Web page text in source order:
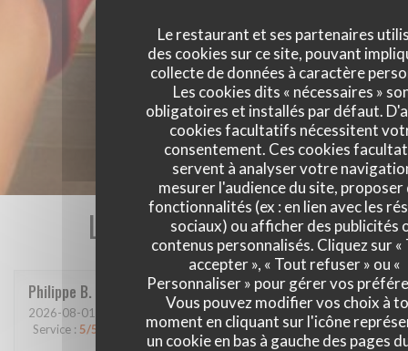
Le restaurant et ses partenaires
des cookies sur ce site, pouvant
collecte de données à caractère
Les cookies dits « nécessaires »
obligatoires et installés par défaut.
cookies facultatifs nécessitent
consentement. Ces cookies
servent à analyser votre
mesurer l'audience du site, proposer
fonctionnalités (ex : en lien avec les
sociaux) ou afficher des publicités
contenus personnalisés. Cliquez sur «
accepter », « Tout refuser » ou «
Personnaliser » pour gérer vos
Vous pouvez modifier vos choix à
moment en cliquant sur l'icône
un cookie en bas à gauche des pages
Les avis de nos clients
Philippe B
2026-08-01
- 19:45 - Couverts 3
Service : 5/5 Ambiance:5/5 Cuisine :4/5 Qualité / Prix:4/5